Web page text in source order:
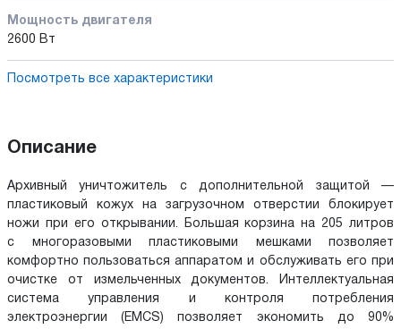
Мощность двигателя
2600 Вт
Посмотреть все характеристики
Описание
Архивный уничтожитель с дополнительной защитой —
пластиковый кожух на загрузочном отверстии блокирует
ножи при его открывании. Большая корзина на 205 литров
с многоразовыми пластиковыми мешками позволяет
комфортно пользоваться аппаратом и обслуживать его при
очистке от измельченных документов. Интеллектуальная
система управления и контроля потребления
электроэнергии (EMCS) позволяет экономить до 90%